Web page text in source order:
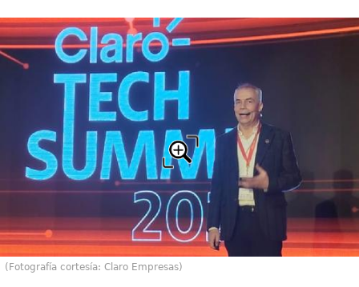
(Fotografía cortesía: Claro Empresas)